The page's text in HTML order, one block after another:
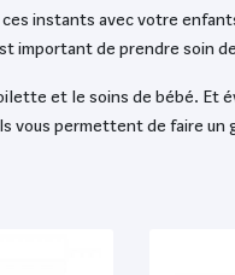
instants avec votre
important de prendre soin
et le soins de bébé. Et
vous permettent de faire